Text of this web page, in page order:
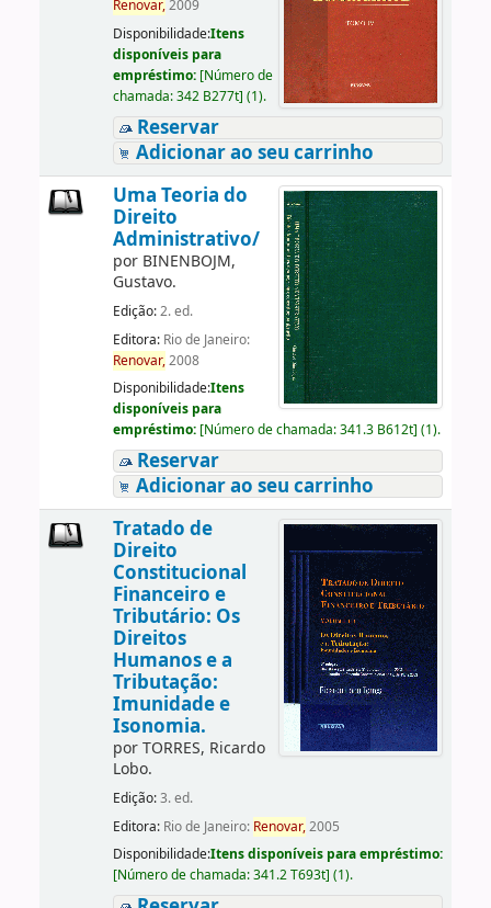
Renovar,2009
Disponibilidade:Itens
disponíveis para
empréstimo: [Número de
chamada:342 B277t] (1).
Reservar
Adicionar ao seu carrinho
Uma Teoria do
Direito
Administrativo/
por BINENBOJM,
Gustavo.
Edição:2. ed.
Editora: Rio de Janeiro:
Renovar,2008
Disponibilidade:Itens
disponíveis para
empréstimo: [Número de chamada:341.3 B612t] (1).
Reservar
Adicionar ao seu carrinho
Tratado de
Direito
Constitucional
Financeiro e
Tributário: Os
Direitos
Humanos e a
Tributação:
Imunidade e
Isonomia.
porTORRES, Ricardo
Lobo.
Edição:3. ed.
Editora: Rio de Janeiro: Renovar,2005
Disponibilidade:Itens disponíveis para empréstimo:
[Número de chamada:341.2 T693t] (1).